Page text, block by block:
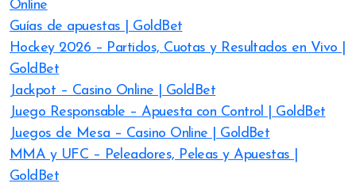
Online
Guías de apuestas | GoldBet
Hockey 2026 – Partidos, Cuotas y Resultados en Vivo |
GoldBet
Jackpot – Casino Online | GoldBet
Juego Responsable – Apuesta con Control | GoldBet
Juegos de Mesa – Casino Online | GoldBet
MMA y UFC – Peleadores, Peleas y Apuestas |
GoldBet